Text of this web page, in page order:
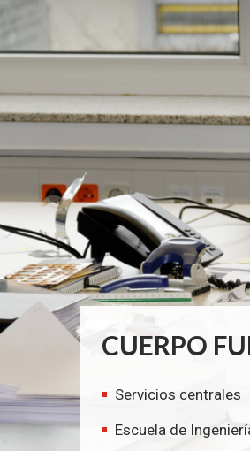
CUERPO
Servicios centrales
Escuela de